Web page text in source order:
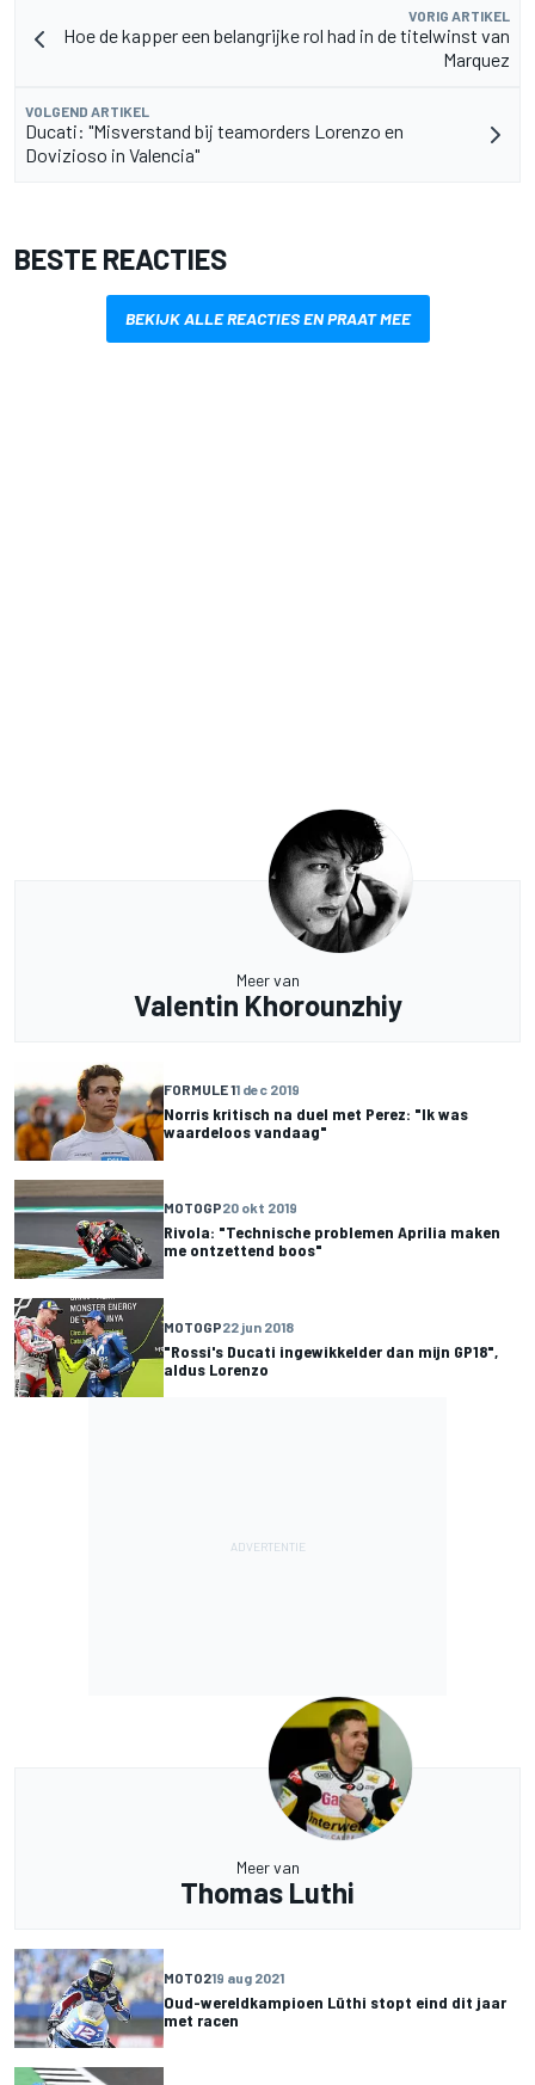
VORIG ARTIKEL
Hoe de kapper een belangrijke rol had in de titelwinst van
Marquez
VOLGEND ARTIKEL
Ducati: "Misverstand bij teamorders Lorenzo en
Dovizioso in Valencia"
BESTE REACTIES
BEKIJK ALLE REACTIES EN PRAAT MEE
Meer van
Valentin Khorounzhiy
FORMULE 11 dec 2019
Norris kritisch na duel met Perez: "Ik was
waardeloos vandaag"
MOTOGP20 okt 2019
Rivola: "Technische problemen Aprilia maken
me ontzettend boos"
MOTOGP22 jun 2018
"Rossi's Ducati ingewikkelder dan mijn GP18",
aldus Lorenzo
Meer van
Thomas Luthi
MOTO219 aug 2021
Oud-wereldkampioen Lüthi stopt eind dit jaar
met racen